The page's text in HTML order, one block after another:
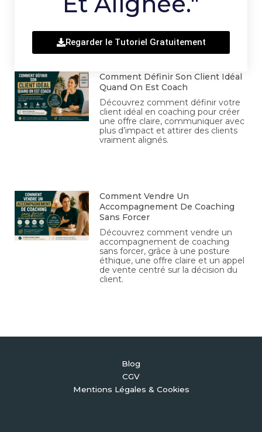
Regarder le Tutoriel Gratuitement
Comment Définir Son Client Idéal
Quand On Est Coach
Découvrez comment définir votre
client idéal en coaching pour créer
une offre claire, communiquer avec
plus d’impact et attirer des clients
vraiment alignés.
Comment Vendre Un
Accompagnement De Coaching
Sans Forcer
Découvrez comment vendre un
accompagnement de coaching
sans forcer, grâce à une posture
éthique, une offre claire et un appel
de vente centré sur la décision du
client.
Blog
CGV
Mentions Légales & Cookies